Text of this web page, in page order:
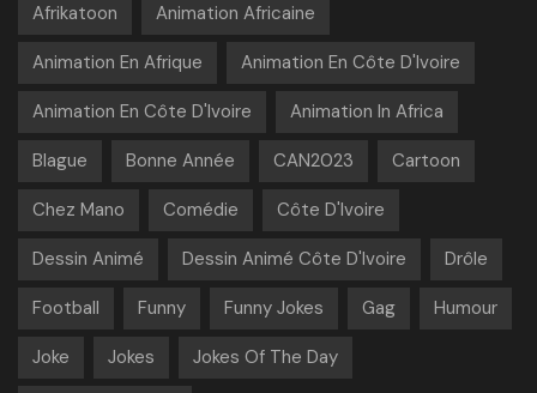
Afrikatoon Animation Africaine
Animation En Afrique Animation En Côte D'Ivoire
Animation En Côte D'Ivoire Animation In Africa
Blague Bonne Année CAN2023 Cartoon
Chez Mano Comédie Côte D'Ivoire
Dessin Animé Dessin Animé Côte D'Ivoire Drôle
Football Funny Funny Jokes Gag Humour
Joke Jokes Jokes Of The Day